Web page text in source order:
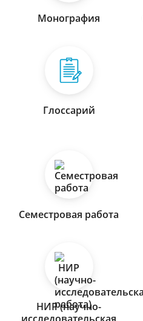
Монография
Глоссарий
Семестровая работа
НИР (научно-